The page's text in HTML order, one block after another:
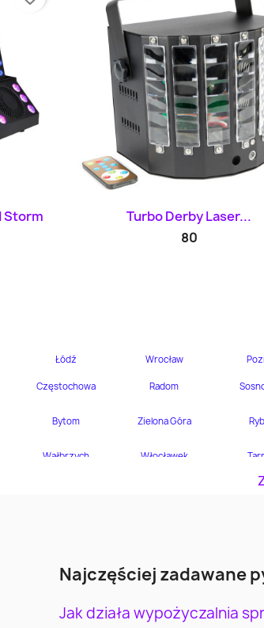
Storm
Szybki podgląd
Turbo Derby Laser...
80
Najczęściej zadawane
Jak działa wypożyczalnia